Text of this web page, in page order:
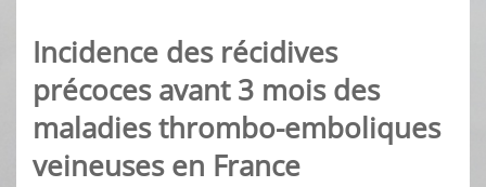
Incidence des récidives
précoces avant 3 mois des
maladies thrombo-emboliques
veineuses en France